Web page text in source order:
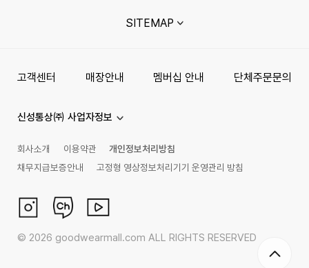
SITEMAP
고객센터 매장안내 멤버십 안내 단체주문문의
신성통상㈜ 사업자정보
회사소개 이용약관
개인정보처리방침
채무지급보증안내
고정형 영상정보처리기기 운영관리 방침
© 2026 goodwearmall.com ALL RIGHTS RESERVED